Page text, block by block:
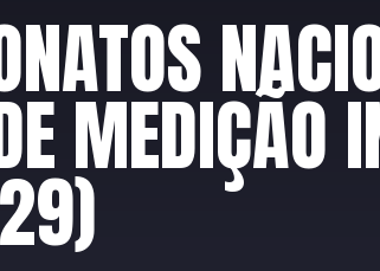
MEDIÇÃO